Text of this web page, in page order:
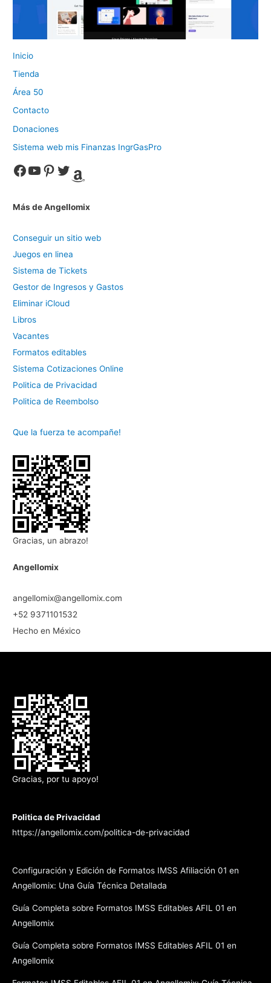
Inicio
Tienda
Área 50
Contacto
Donaciones
Sistema web mis Finanzas IngrGasPro
Facebook YouTube Pinterest Twitter Amazon
Más de Angellomix
Conseguir un sitio web
Juegos en linea
Sistema de Tickets
Gestor de Ingresos y Gastos
Eliminar iCloud
Libros
Vacantes
Formatos editables
Sistema Cotizaciones Online
Politica de Privacidad
Politica de Reembolso
Que la fuerza te acompañe!
Gracias, un abrazo!
Angellomix
angellomix@angellomix.com
+52 9371101532
Hecho en México
Gracias, por tu apoyo!
Politica de Privacidad
https://angellomix.com/politica-de-privacidad
Configuración y Edición de Formatos IMSS Afiliación 01 en
Angellomix: Una Guía Técnica Detallada
Guía Completa sobre Formatos IMSS Editables AFIL 01 en
Angellomix
Guía Completa sobre Formatos IMSS Editables AFIL 01 en
Angellomix